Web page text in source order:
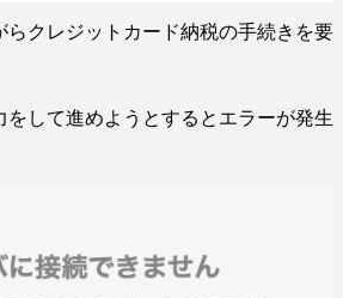
らクレジットカード納税の手続きを要
をして進めようとするとエラーが発生